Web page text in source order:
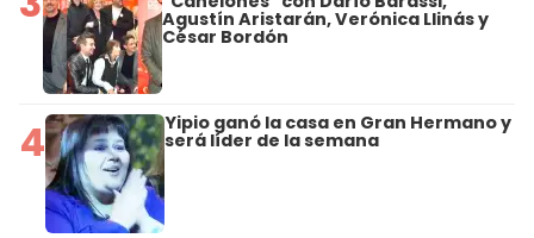
Agustín Aristarán, Verónica Llinás y
César Bordón
4 Yipio ganó la casa en Gran Hermano y
será líder de la semana